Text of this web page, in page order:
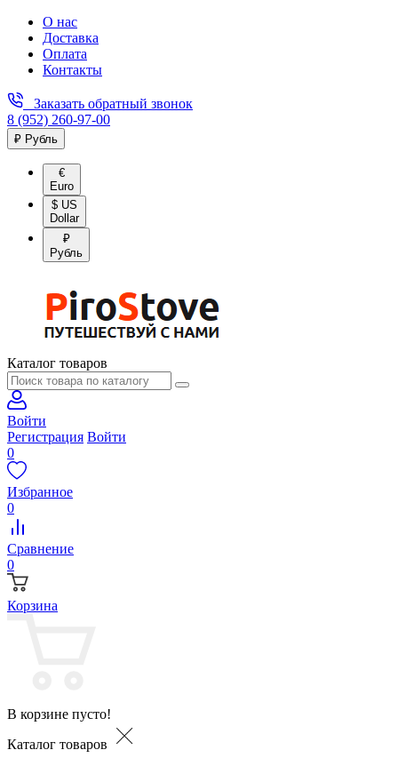
О нас
Доставка
Оплата
Контакты
Заказать обратный звонок
8 (952) 260-97-00
₽ Рубль
€
Euro
$ US
Dollar
₽
Рубль
Каталог товаров
Войти
Регистрация Войти
0
Избранное
0
Сравнение
0
Корзина
В корзине пусто!
Каталог товаров